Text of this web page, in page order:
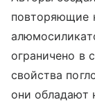
повторяющие
ограничено в
свойства
они обладают